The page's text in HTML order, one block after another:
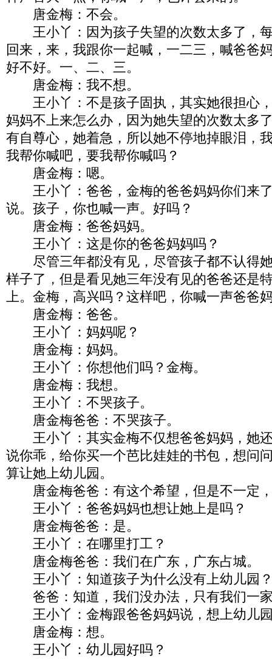
唐金梅：不会。
王小丫：因为孩子失望的次数太多了，
回来，来，我跟你一起喊，一二三，喊爸爸
好不好。一、二、三。
唐金梅：我不想。
王小丫：不是孩子固执，其实她很担心
妈妈不上来怎么办，因为她失望的次数太多
有自尊心，她着急，所以她不停地掉眼泪，
我帮你喊吧，要我帮你喊吗？
唐金梅：嗯。
王小丫：爸爸，金梅的爸爸妈妈你们来
说。孩子，你也喊一声。好吗？
唐金梅：爸爸妈妈。
王小丫：这是你的爸爸妈妈吗？
尽管三年都没有见，尽管孩子都不认得
样子了，但是看见她三年没有见的爸爸还是
上。金梅，高兴吗？这样吧，你喊一声爸爸
唐金梅：爸爸。
王小丫：妈妈呢？
唐金梅：妈妈。
王小丫：你想他们吗？金梅。
唐金梅：我想。
王小丫：不哭孩子。
唐金梅爸爸：不哭孩子。
王小丫：其实金梅不仅想爸爸妈妈，她
说你乖，给你买一个芭比娃娃的书包，想问
算让她上幼儿园。
唐金梅爸爸：有这个希望，但是不一定
王小丫：爸爸妈妈也想让她上是吗？
唐金梅爸爸：是。
王小丫：在哪里打工？
唐金梅爸爸：我们在广东，广东占城。
王小丫：知道孩子为什么没有上幼儿园
爸爸：知道，我们没办法，只有我们一
王小丫：金梅跟爸爸妈妈说，想上幼儿
唐金梅：想。
王小丫：幼儿园好吗？